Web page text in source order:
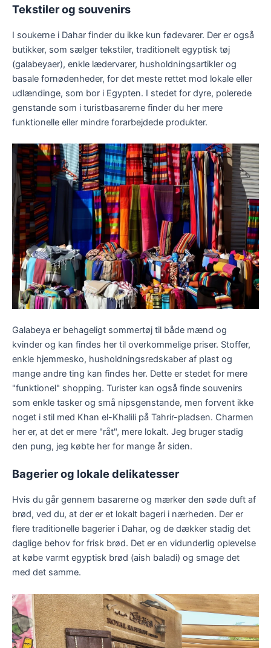
Tekstiler og souvenirs
I soukerne i Dahar finder du ikke kun fødevarer. Der er også
butikker, som sælger tekstiler, traditionelt egyptisk tøj
(galabeyaer), enkle lædervarer, husholdningsartikler og
basale fornødenheder, for det meste rettet mod lokale eller
udlændinge, som bor i Egypten. I stedet for dyre, polerede
genstande som i turistbasarerne finder du her mere
funktionelle eller mindre forarbejdede produkter.
Galabeya er behageligt sommertøj til både mænd og
kvinder og kan findes her til overkommelige priser. Stoffer,
enkle hjemmesko, husholdningsredskaber af plast og
mange andre ting kan findes her. Dette er stedet for mere
"funktionel" shopping. Turister kan også finde souvenirs
som enkle tasker og små nipsgenstande, men forvent ikke
noget i stil med Khan el-Khalili på Tahrir-pladsen. Charmen
her er, at det er mere "råt", mere lokalt. Jeg bruger stadig
den pung, jeg købte her for mange år siden.
Bagerier og lokale delikatesser
Hvis du går gennem basarerne og mærker den søde duft af
brød, ved du, at der er et lokalt bageri i nærheden. Der er
flere traditionelle bagerier i Dahar, og de dækker stadig det
daglige behov for frisk brød. Det er en vidunderlig oplevelse
at købe varmt egyptisk brød (aish baladi) og smage det
med det samme.